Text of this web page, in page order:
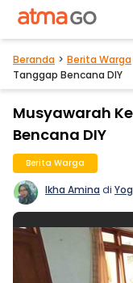
Beranda Berita Warga
Tanggap Bencana DIY
Musyawarah
Bencana DIY
Berita Warga
Ikha Amina di